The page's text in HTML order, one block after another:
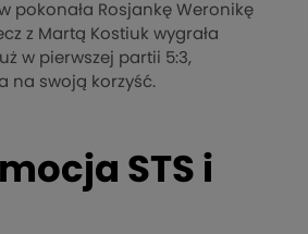
pokonała Rosjankę Weronikę
z Martą Kostiuk wygrała
w pierwszej partii 5:3,
na swoją korzyść.
STS i